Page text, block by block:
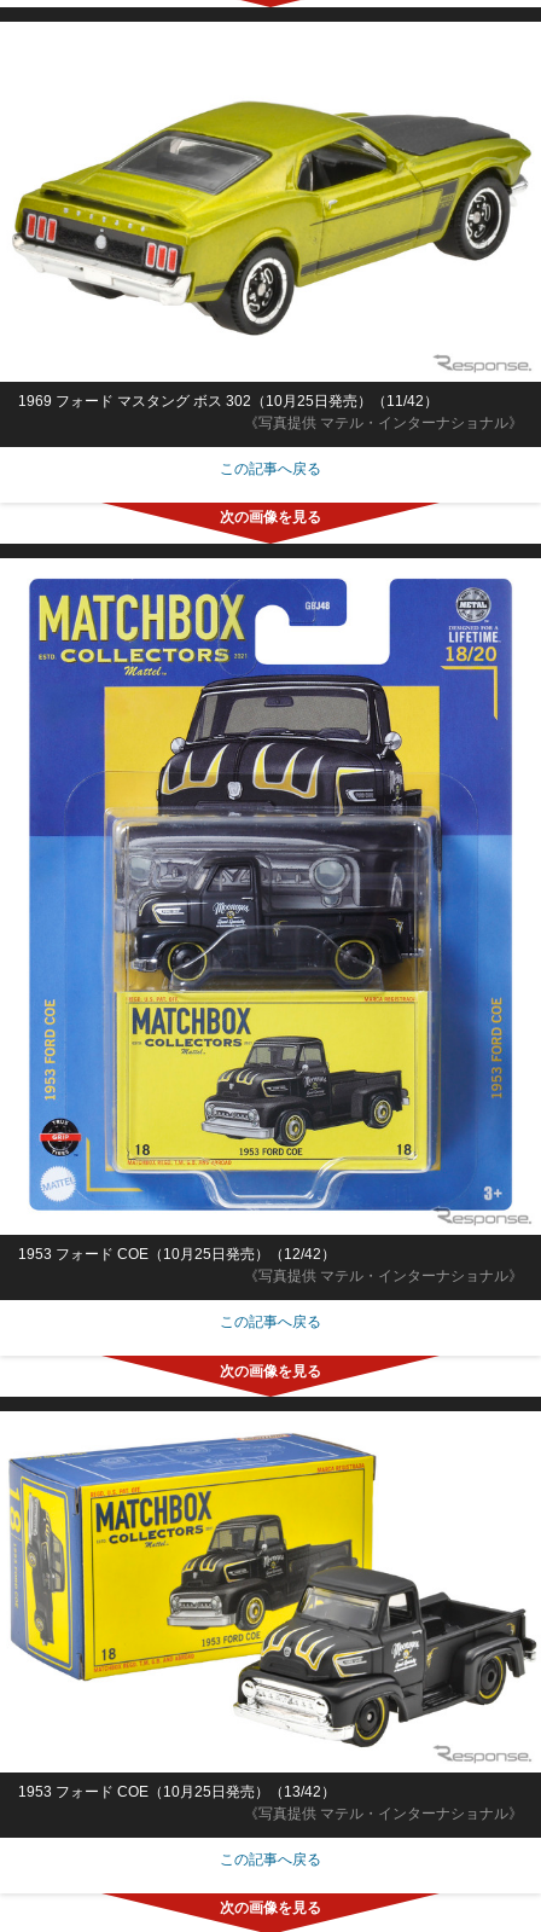
《写真提供 マテル・インターナショナル》
1969 フォード マスタング ボス 302（10月25日発売）（11/42）
この記事へ戻る
《写真提供 マテル・インターナショナル》
1953 フォード COE（10月25日発売）（12/42）
この記事へ戻る
《写真提供 マテル・インターナショナル》
1953 フォード COE（10月25日発売）（13/42）
この記事へ戻る